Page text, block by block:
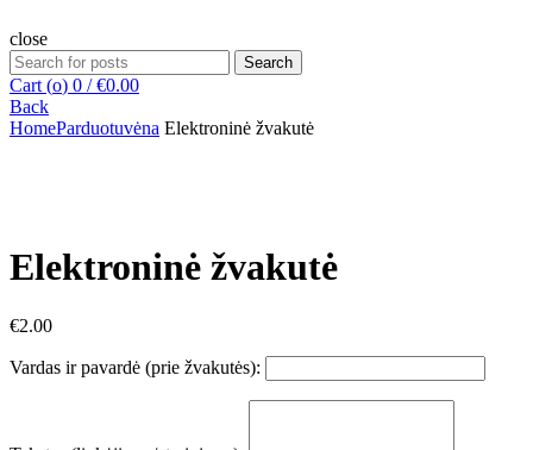
close
Search
for:
Search
Cart (o) 0 / €0.00
Back
HomeParduotuvėna Elektroninė žvakutė
Elektroninė žvakutė
€2.00
Vardas ir pavardė (prie žvakutės):